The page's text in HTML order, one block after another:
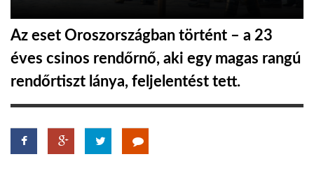
HÍR3D
Az eset Oroszországban történt – a 23
éves csinos rendőrnő, aki egy magas rangú
rendőrtiszt lánya, feljelentést tett.